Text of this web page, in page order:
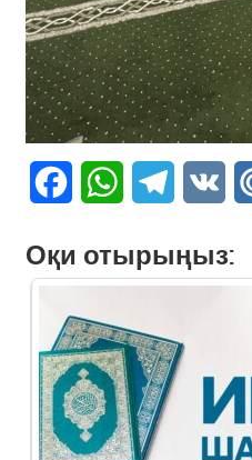
FacebookWhatsAppTelegram
VK
Оқи отырыңыз: